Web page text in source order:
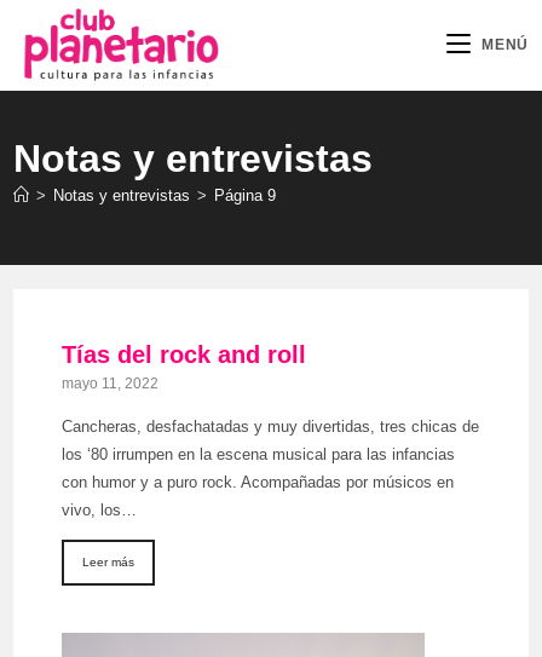
MENÚ
Notas y entrevistas
> Notas y entrevistas > Página 9
Tías del rock and roll
mayo 11, 2022
Cancheras, desfachatadas y muy divertidas, tres chicas de
los ‘80 irrumpen en la escena musical para las infancias
con humor y a puro rock. Acompañadas por músicos en
vivo, los…
Leer más